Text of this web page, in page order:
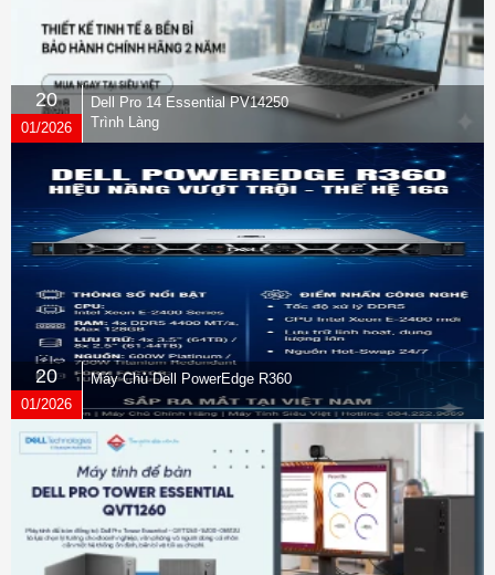
20
01/2026
Dell Pro 14 Essential PV14250
Trình Làng
20
01/2026
Máy Chủ Dell PowerEdge R360